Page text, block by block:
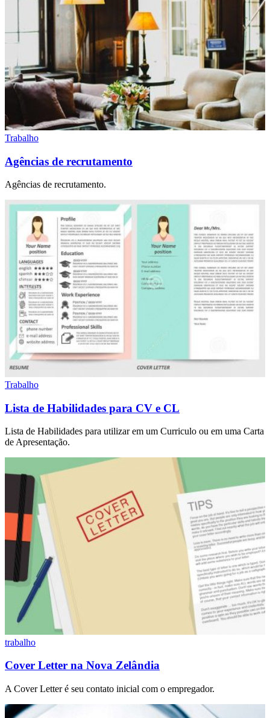
Trabalho
Agências de recrutamento
Agências de recrutamento.
Trabalho
Lista de Habilidades para CV e CL
Lista de Habilidades para utilizar em um Curriculo ou em uma Carta
de Apresentação.
trabalho
Cover Letter na Nova Zelândia
A Cover Letter é seu contato inicial com o empregador.